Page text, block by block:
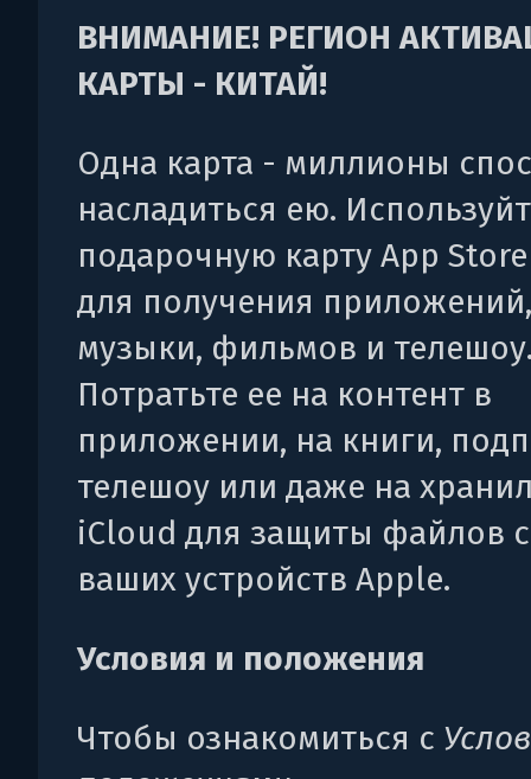
ВНИМАНИЕ! РЕГИОН
КАРТЫ - КИТАЙ!
Одна карта - миллионы
насладиться ею.
подарочную карту App
для получения
музыки, фильмов и
Потратьте ее на контент в
приложении, на книги,
телешоу или даже на
iCloud для защиты файлов
ваших устройств Apple.
Условия и положения
Чтобы ознакомиться с